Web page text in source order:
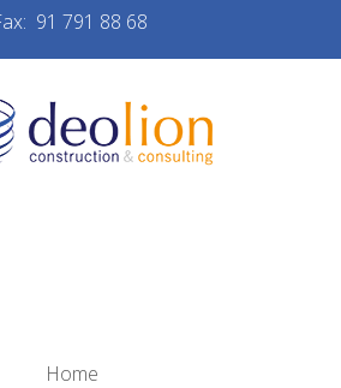
91 791 88 68
Home